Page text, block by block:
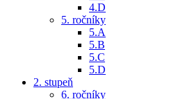
4.D
5. ročníky
5.A
5.B
5.C
5.D
2. stupeň
6. ročníky